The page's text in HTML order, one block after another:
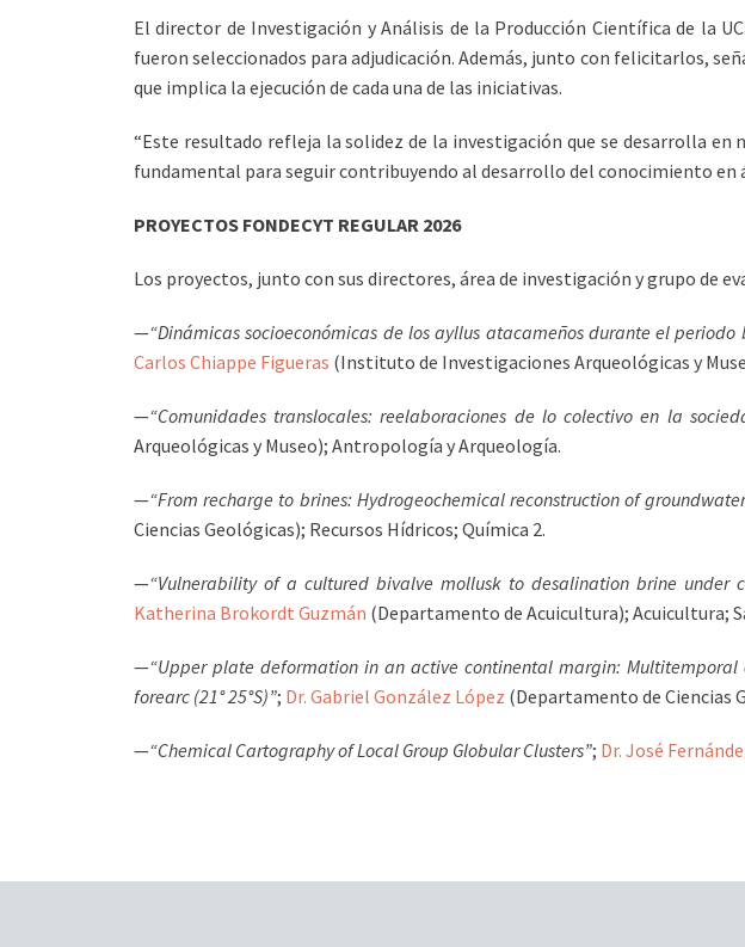
El director de Investigación y Análisis de la Producción Científica de la
fueron seleccionados para adjudicación. Además, junto con felicitarlos,
que implica la ejecución de cada una de las iniciativas.
“Este resultado refleja la solidez de la investigación que se desarrolla
fundamental para seguir contribuyendo al desarrollo del conocimiento en
PROYECTOS FONDECYT REGULAR 2026
Los proyectos, junto con sus directores, área de investigación y grupo de
—“Dinámicas socioeconómicas de los ayllus atacameños durante el
Carlos Chiappe Figueras (Instituto de Investigaciones Arqueológicas y
—“Comunidades translocales: reelaboraciones de lo colectivo en la
Arqueológicas y Museo); Antropología y Arqueología.
—“From recharge to brines: Hydrogeochemical reconstruction of
Ciencias Geológicas); Recursos Hídricos; Química 2.
—“Vulnerability of a cultured bivalve mollusk to desalination brine
Katherina Brokordt Guzmán (Departamento de Acuicultura); Acuicultura;
—“Upper plate deformation in an active continental margin:
forearc (21° 25°S)”; Dr. Gabriel González López (Departamento de Ciencias
—“Chemical Cartography of Local Group Globular Clusters”; Dr. José